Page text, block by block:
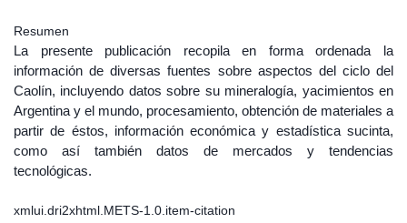
Resumen
La presente publicación recopila en forma ordenada la
información de diversas fuentes sobre aspectos del ciclo del
Caolín, incluyendo datos sobre su mineralogía, yacimientos en
Argentina y el mundo, procesamiento, obtención de materiales a
partir de éstos, información económica y estadística sucinta,
como así también datos de mercados y tendencias
tecnológicas.
xmlui.dri2xhtml.METS-1.0.item-citation